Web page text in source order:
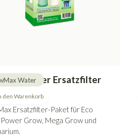
Water
Water Ersatzfilter
10
Ersatzfilter-Paket für Eco
Grow, Mega Grow und